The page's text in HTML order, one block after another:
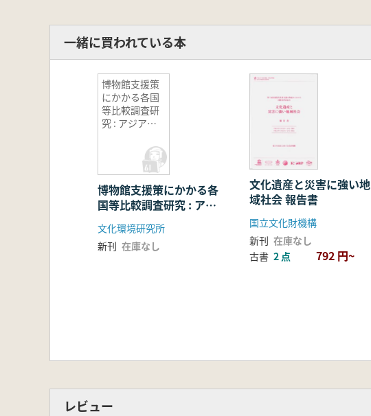
一緒に買われている本
博物館支援策
にかかる各国
等比較調査研
究 : アジア太
館国際交流調
博物館支援策にかかる各
国等比較調査研究 : アジ
ア太平洋地域博物館国際
交流調査報告書
文化環境研究所
新刊 在庫なし
文化遺産と災害に強い地
域社会 報告書
国立文化財機構
新刊 在庫なし
古書 2 点 792 円~
レビュー